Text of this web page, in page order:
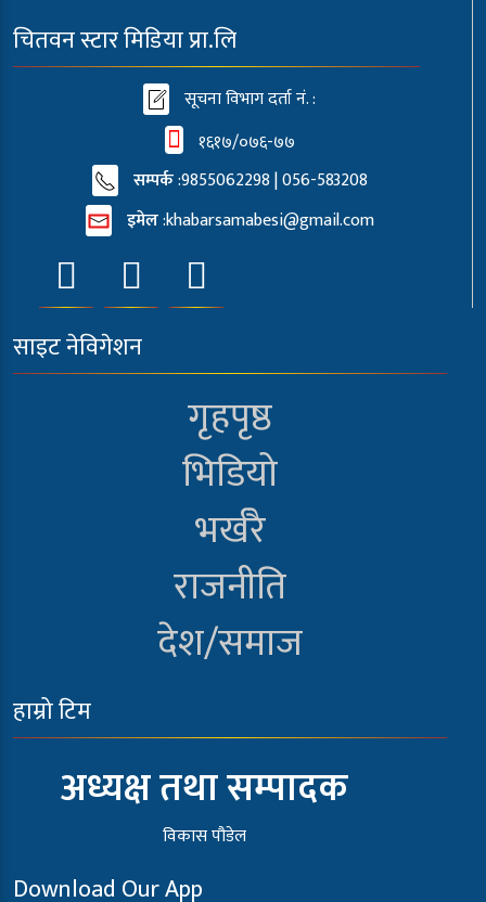
चितवन स्टार मिडिया प्रा.लि
सूचना विभाग दर्ता नं. :
१६१७/०७६-७७
सम्पर्क:9855062298 | 056-583208
इमेल:khabarsamabesi@gmail.com
साइट नेविगेशन
गृहपृष्ठ
भिडियो
भर्खरै
राजनीति
देश/समाज
हाम्रो टिम
अध्यक्ष तथा सम्पादक
विकास पौडेल
Download Our App